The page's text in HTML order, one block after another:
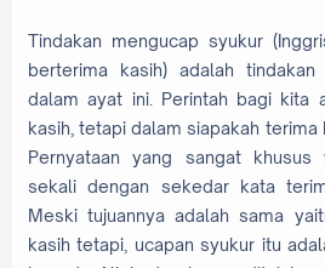
Tindakan mengucap syukur
berterima kasih) adalah
dalam ayat ini. Perintah bagi kita
kasih, tetapi dalam siapakah terima
Pernyataan yang sangat
sekali dengan sekedar kata
Meski tujuannya adalah sama
kasih tetapi, ucapan syukur itu